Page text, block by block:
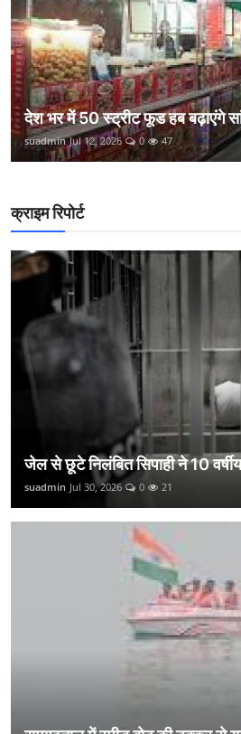
देश भर में 50 स्ट्रीट फूड हब बढ़ाएंगे
suadmin Jul 12, 2026 0 47
क्राइम रिपोर्ट
जेल से छूटे निलंबित सिपाही ने 10
suadmin Jul 30, 2026 0 21